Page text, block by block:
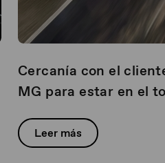
Cercanía con el
MG para estar en el
Leer más